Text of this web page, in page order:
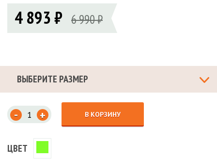
4 893 ₽ 6 990 ₽
ВЫБЕРИТЕ РАЗМЕР
- + В КОРЗИНУ
ЦВЕТ